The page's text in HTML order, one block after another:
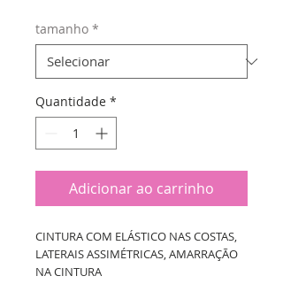
tamanho *
Quantidade *
Adicionar ao carrinho
CINTURA COM ELÁSTICO NAS COSTAS,
LATERAIS ASSIMÉTRICAS, AMARRAÇÃO
NA CINTURA